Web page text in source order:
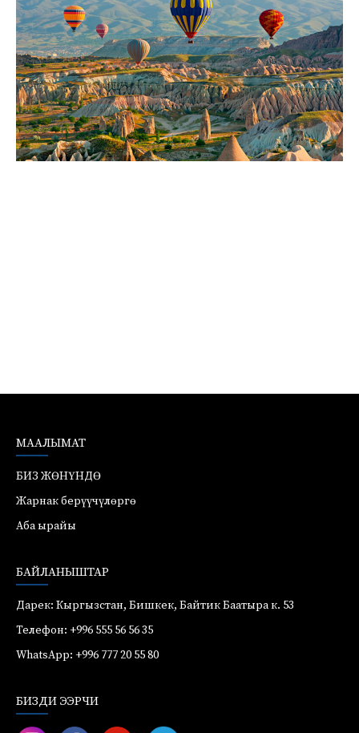
МААЛЫМАТ
БИЗ ЖӨНҮНДӨ
Жарнак берүүчүлөргө
Аба ырайы
БАЙЛАНЫШТАР
Дарек: Кыргызстан, Бишкек, Байтик Баатыра к. 53
Телефон: +996 555 56 56 35
WhatsApp: +996 777 20 55 80
БИЗДИ ЭЭРЧИ